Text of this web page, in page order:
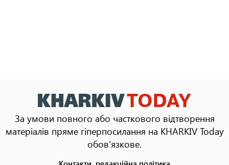
За умови повного або часткового відтворення
матеріалів пряме гіперпосилання на KHARKIV Today
обов'язкове.